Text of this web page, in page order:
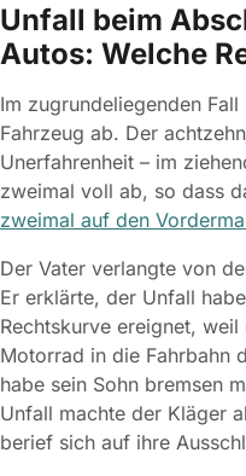
Unfall beim
Autos: Welche
Im zugrundeliegenden
Fahrzeug ab. Der
Unerfahrenheit – im
zweimal voll ab, so dass
zweimal auf den
Der Vater verlangte von
Er erklärte, der Unfall
Rechtskurve ereignet,
Motorrad in die Fahrbahn
habe sein Sohn bremsen
Unfall machte der Kläger
berief sich auf ihre